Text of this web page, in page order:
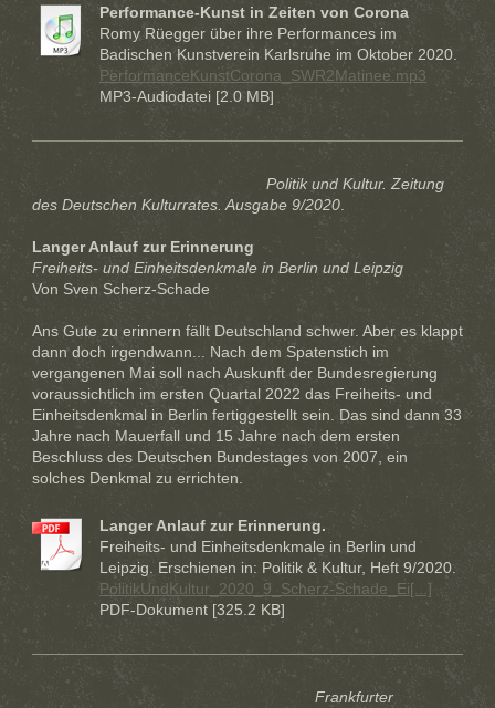
Performance-Kunst in Zeiten von Corona
Romy Rüegger über ihre Performances im
Badischen Kunstverein Karlsruhe im Oktober 2020.
PerformanceKunstCorona_SWR2Matinee.mp3
MP3-Audiodatei [2.0 MB]
Politik und Kultur. Zeitung
des Deutschen Kulturrates. Ausgabe 9/2020
Langer Anlauf zur Erinnerung
Freiheits- und Einheitsdenkmale in Berlin und Leipzig
Von Sven Scherz-Schade
Ans Gute zu erinnern fällt Deutschland schwer. Aber es klappt
dann doch irgendwann... Nach dem Spatenstich im
vergangenen Mai soll nach Auskunft der Bundesregierung
voraussichtlich im ersten Quartal 2022 das Freiheits- und
Einheitsdenkmal in Berlin fertiggestellt sein. Das sind dann 33
Jahre nach Mauerfall und 15 Jahre nach dem ersten
Beschluss des Deutschen Bundestages von 2007, ein
solches Denkmal zu errichten.
Langer Anlauf zur Erinnerung.
Freiheits- und Einheitsdenkmale in Berlin und
Leipzig. Erschienen in: Politik & Kultur, Heft 9/2020.
PolitikUndKultur_2020_9_Scherz-Schade_Ei[...]
PDF-Dokument [325.2 KB]
Frankfurter